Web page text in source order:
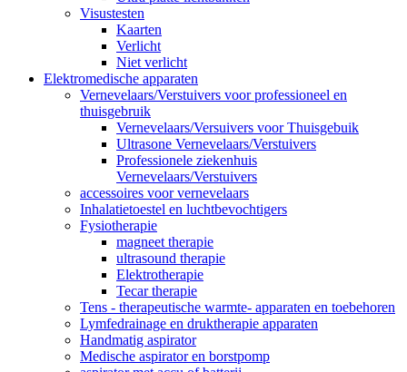
Visustesten
Kaarten
Verlicht
Niet verlicht
Elektromedische apparaten
Vernevelaars/Verstuivers voor professioneel en
thuisgebruik
Vernevelaars/Versuivers voor Thuisgebuik
Ultrasone Vernevelaars/Verstuivers
Professionele ziekenhuis
Vernevelaars/Verstuivers
accessoires voor vernevelaars
Inhalatietoestel en luchtbevochtigers
Fysiotherapie
magneet therapie
ultrasound therapie
Elektrotherapie
Tecar therapie
Tens - therapeutische warmte- apparaten en toebehoren
Lymfedrainage en druktherapie apparaten
Handmatig aspirator
Medische aspirator en borstpomp